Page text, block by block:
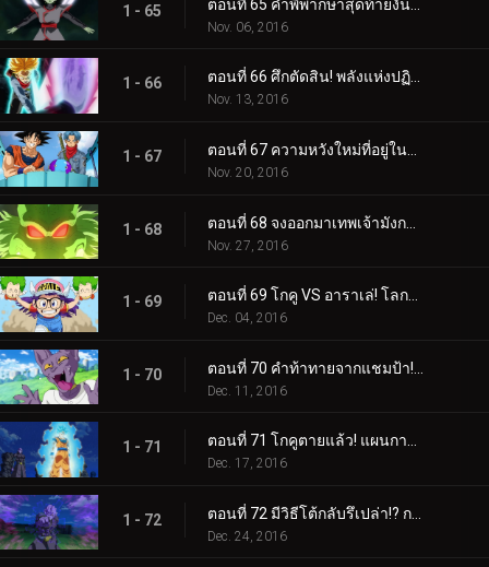
1 - 65
Nov. 06, 2016
1 - 66 ตอนที่ 66 ศึกตัดสิน! พลังแห่งปฏิหารย์ของเหล่านักรบที่ไม่ยอมแพ้
Nov. 13, 2016
1 - 67
Nov. 20, 2016
1 - 68
Nov. 27, 2016
1 - 69
Dec. 04, 2016
1 - 70
Dec. 11, 2016
1 - 71 ตอนที่ 71 โกคูตายแล้ว! แผนการลอบสังหารอย่างเด็ดขาด
Dec. 17, 2016
1 - 72
Dec. 24, 2016